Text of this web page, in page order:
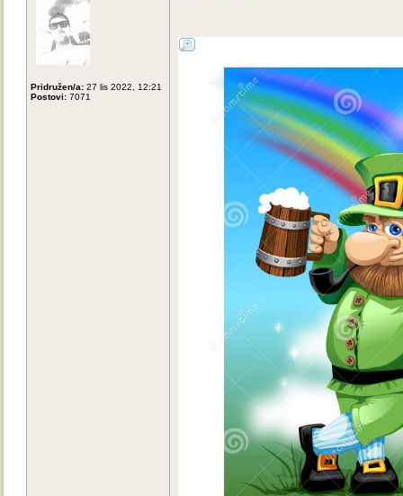
Pridružen/a: 27 lis 2022, 12:21
Postovi: 7071